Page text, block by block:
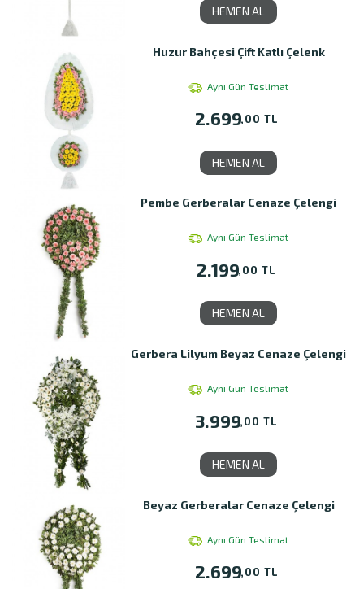
HEMEN AL
Huzur Bahçesi Çift Katlı Çelenk
Aynı Gün Teslimat
2.699,00 TL
HEMEN AL
Pembe Gerberalar Cenaze Çelengi
Aynı Gün Teslimat
2.199,00 TL
HEMEN AL
Gerbera Lilyum Beyaz Cenaze Çelengi
Aynı Gün Teslimat
3.999,00 TL
HEMEN AL
Beyaz Gerberalar Cenaze Çelengi
Aynı Gün Teslimat
2.699,00 TL